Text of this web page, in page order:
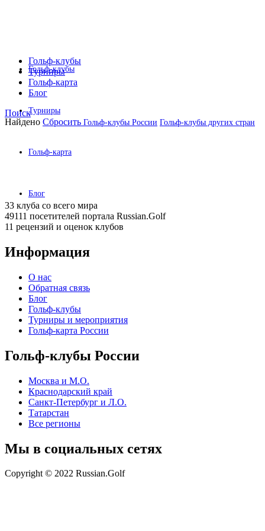
Гольф-клубы
Турниры
Гольф-карта
Блог
Гольф-клубы
Турниры
Гольф-карта
Блог
Поиск
Найдено Сбросить Гольф-клубы России Гольф-клубы других стран
33 клуба со всего мира
49111 посетителей портала Russian.Golf
11 рецензий и оценок клубов
Информация
О нас
Обратная связь
Блог
Гольф-клубы
Турниры и мероприятия
Гольф-карта России
Гольф-клубы России
Москва и М.О.
Краснодарский край
Санкт-Петербург и Л.О.
Татарстан
Все регионы
Мы в социальных сетях
Copyright © 2022 Russian.Golf